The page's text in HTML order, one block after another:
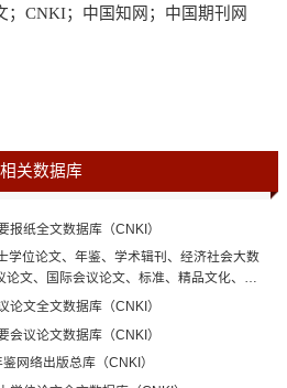
；CNKI；中国知网；中国期刊网
相关数据库
报纸全文数据库（CNKI）
学位论文、年鉴、学术辑刊、经济社会大数
论文、国际会议论文、标准、精品文化、精
品文艺、精品科普）
论文全文数据库（CNKI）
会议论文数据库（CNKI）
网络出版总库（CNKI）